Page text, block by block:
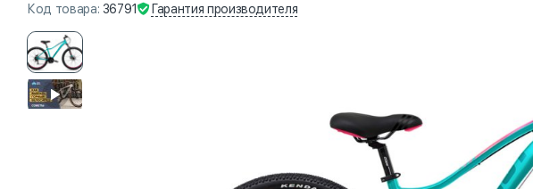
Код товара: 36791 Гарантия производителя